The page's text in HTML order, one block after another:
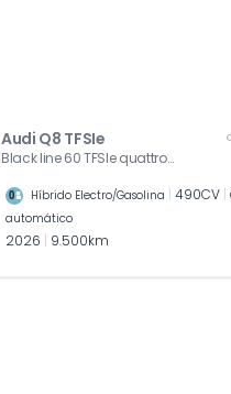
Audi Q8 TFSIe
Black line 60 TFSIe quattro
Híbrido Electro/Gasolina 490CV
automático
2026 9.500km